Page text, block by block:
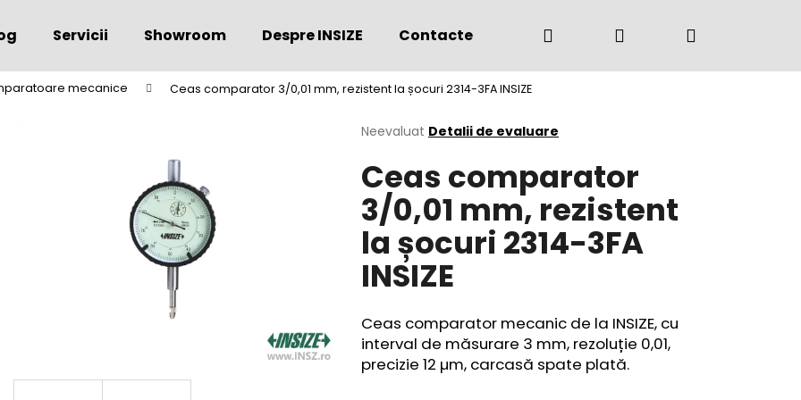
Servicii Showroom Despre INSIZE Contacte (+4) 0775 291 134
Căutare Autentificare
mecanice Ceas comparator 3/0,01 mm, rezistent la șocuri 2314-3FA INSIZE
Evaluarea
a
produsului
este
0,0
din
5
stele.
Neevaluat Detalii de evaluare
Ceas comparator
3/0,01 mm, rezistent
la șocuri 2314-3FA
INSIZE
Ceas comparator mecanic de la INSIZE, cu
interval de măsurare 3 mm, rezoluție 0,01,
precizie 12 µm, carcasă spate plată.
Ce căutaţi?
Vă recomandăm